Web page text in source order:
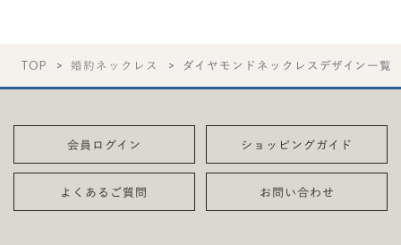
TOP 婚約ネックレス ダイヤモンドネックレスデザイン一覧
会員ログイン ショッピングガイド
よくあるご質問 お問い合わせ